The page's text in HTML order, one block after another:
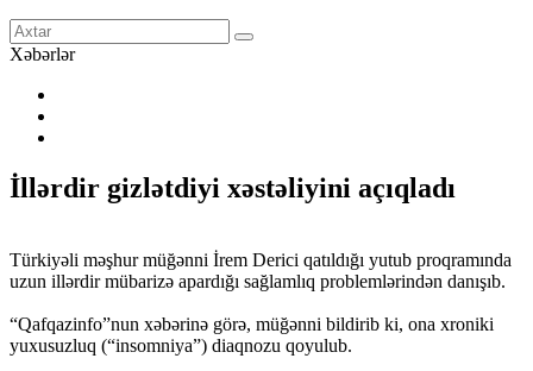
Xəbərlər
İllərdir gizlətdiyi xəstəliyini açıqladı
Türkiyəli məşhur müğənni İrem Derici qatıldığı yutub proqramında
uzun illərdir mübarizə apardığı sağlamlıq problemlərindən danışıb.
“Qafqazinfo”nun xəbərinə görə, müğənni bildirib ki, ona xroniki
yuxusuzluq (“insomniya”) diaqnozu qoyulub.